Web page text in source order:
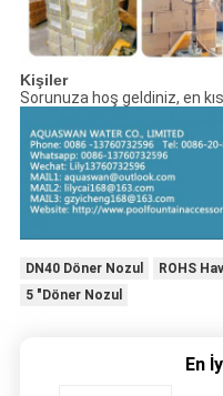
Kişiler
Sorunuza hoş geldiniz, en
DN40 Döner Nozul ROHS
5 "Döner Nozul
En